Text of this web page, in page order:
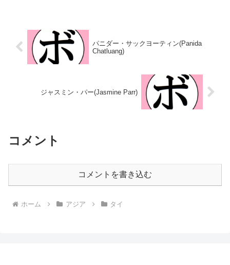
座 【戦歴】2021/09/14...
パニダー・サックヨーティン(Panida
Chatluang)
ジャスミン・パー(Jasmine Parr)
コメント
コメントを書き込む
ホーム アジア タイ